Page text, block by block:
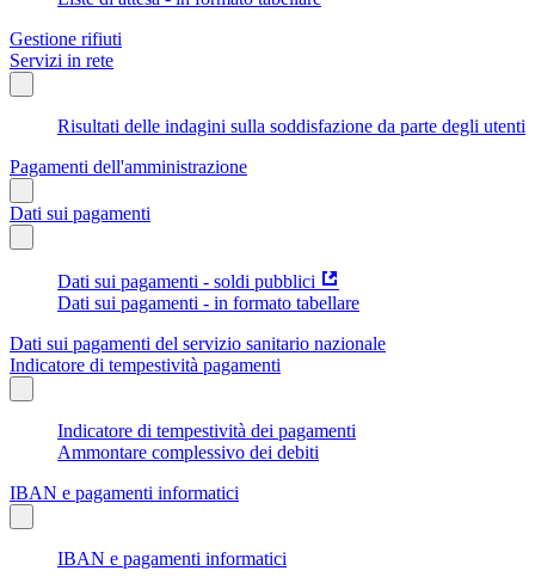
Gestione rifiuti
Servizi in rete
Risultati delle indagini sulla soddisfazione da parte degli utenti
Pagamenti dell'amministrazione
Dati sui pagamenti
Dati sui pagamenti - soldi pubblici
Dati sui pagamenti - in formato tabellare
Dati sui pagamenti del servizio sanitario nazionale
Indicatore di tempestività pagamenti
Indicatore di tempestività dei pagamenti
Ammontare complessivo dei debiti
IBAN e pagamenti informatici
IBAN e pagamenti informatici